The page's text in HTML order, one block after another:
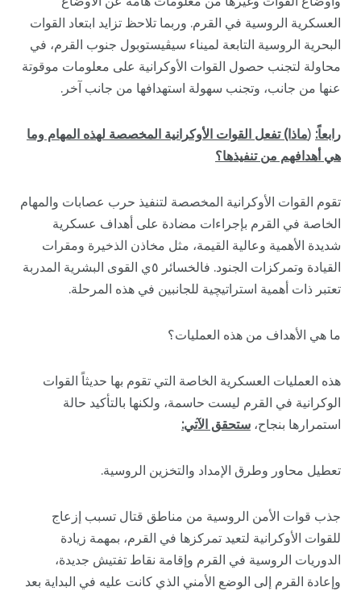
العسكرية الروسية في القرم. وربما تلاحظ تزايد ابتعاد القوات
البحرية الروسية التابعة لميناء سيڤيستوبول جنوب القرم، في
محاولة لتجنب حصول القوات الأوكرانية على معلومات موقوتة
عنها من جانب، وتجنب سهولة استهدافها من جانب آخر.
رابعاً: (ماذا) تفعل القوات الأوكرانية المخصصة لهذه المهام وما
هي أهدافهم من تنفيذها؟
تقوم القوات الأوكرانية المخصصة لتنفيذ حرب عصابات والمهام
الخاصة في القرم بإجراءات مضادة على أهداف عسكرية
شديدة الأهمية وعالية القيمة، مثل مخاذن الذخيرة ومقرات
القيادة وتمركزات الجنود. فالخسائر ٥ي القوى البشرية المدربة
تعتبر ذات أهمية استراتيچية للجانبين في هذه المرحلة.
ما هي الأهداف من هذه العمليات؟
هذه العمليات العسكرية الخاصة التي تقوم بها حديثاً القوات
الوكرانية في القرم ليست حاسمة، ولكنها بالتأكيد حالة
استمرارها بنجاح، ستحقق الآتي:
تعطيل محاور وطرق الإمداد والتخزين الروسية.
جذب قوات الأمن الروسية من مناطق قتال تسبب إزعاج
للقوات الأوكرانية لتعيد تمركزها في القرم، بمهمة زيادة
الدوريات الروسية في القرم وإقامة نقاط تفتيش جديدة،
وإعادة القرم إلى الوضع الأمني الذي كانت عليه في البداية بعد